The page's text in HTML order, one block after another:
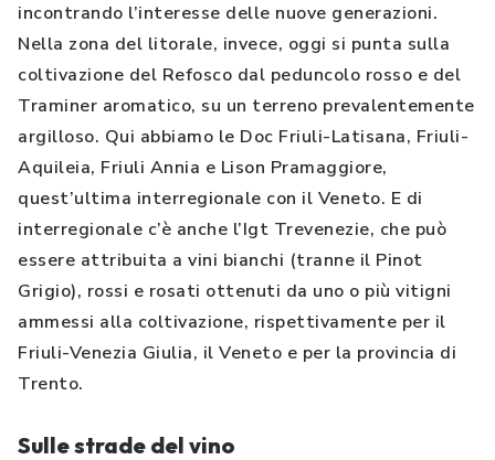
incontrando l’interesse delle nuove generazioni.
Nella zona del litorale, invece, oggi si punta sulla
coltivazione del Refosco dal peduncolo rosso e del
Traminer aromatico, su un terreno prevalentemente
argilloso. Qui abbiamo le Doc Friuli-Latisana, Friuli-
Aquileia, Friuli Annia e Lison Pramaggiore,
quest’ultima interregionale con il Veneto. E di
interregionale c’è anche l’Igt Trevenezie, che può
essere attribuita a vini bianchi (tranne il Pinot
Grigio), rossi e rosati ottenuti da uno o più vitigni
ammessi alla coltivazione, rispettivamente per il
Friuli-Venezia Giulia, il Veneto e per la provincia di
Trento.
Sulle strade del vino